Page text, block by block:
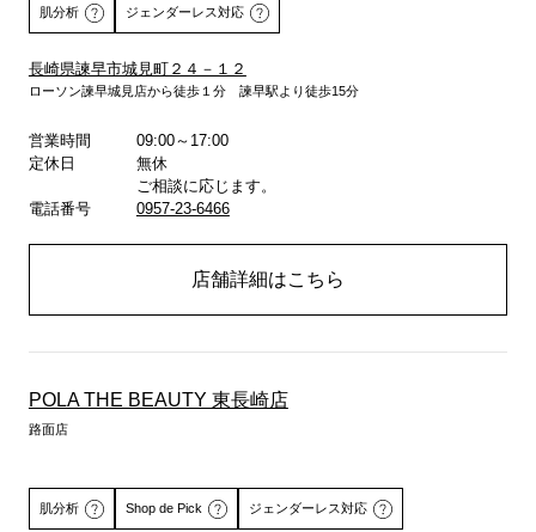
肌分析
詳しくはこちら
ジェンダーレス対応
長崎県諫早市城見町２４－１２
ローソン諫早城見店から徒歩１分 諫早駅より徒歩15分
営業時間
09:00～17:00
定休日
無休
ご相談に応じます。
電話番号
0957-23-6466
店舗詳細はこちら
POLA THE BEAUTY 東長崎店
路面店
肌分析 Shop de Pick ジェンダーレス対応